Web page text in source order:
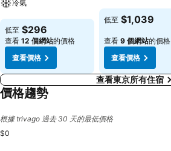
冷氣
查看價格
低至 $296
查看 12 個網站的價格
查看價格
查看價格
低至 $1,039
查看 9 個網站的價格
查看價格
查看東京所有住宿
價格趨勢
根據 trivago 過去 30 天的最低價格
$0